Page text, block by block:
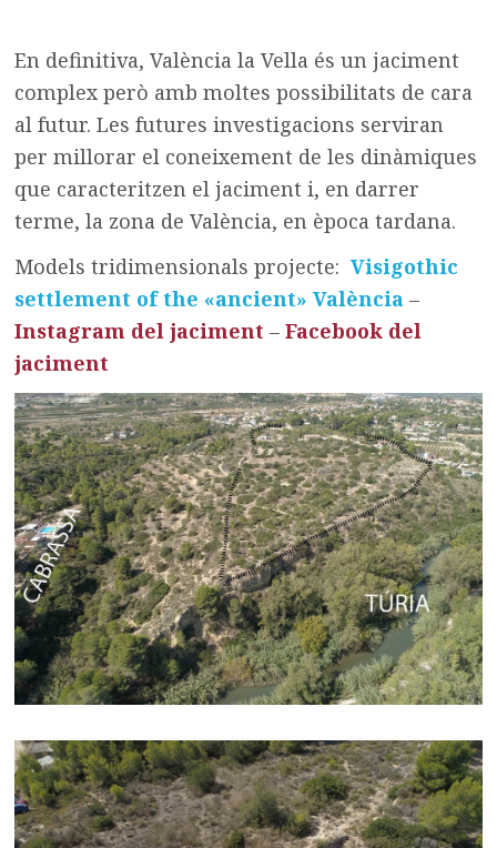
En definitiva, València la Vella és un jaciment
complex però amb moltes possibilitats de cara
al futur. Les futures investigacions serviran
per millorar el coneixement de les dinàmiques
que caracteritzen el jaciment i, en darrer
terme, la zona de València, en època tardana.
Models tridimensionals projecte:Visigothic
settlement of the «ancient» València –
Instagram del jaciment –Facebook del
jaciment